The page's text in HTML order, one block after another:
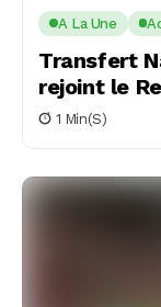
A La Une
Transfert
rejoint le
1 Min(s)